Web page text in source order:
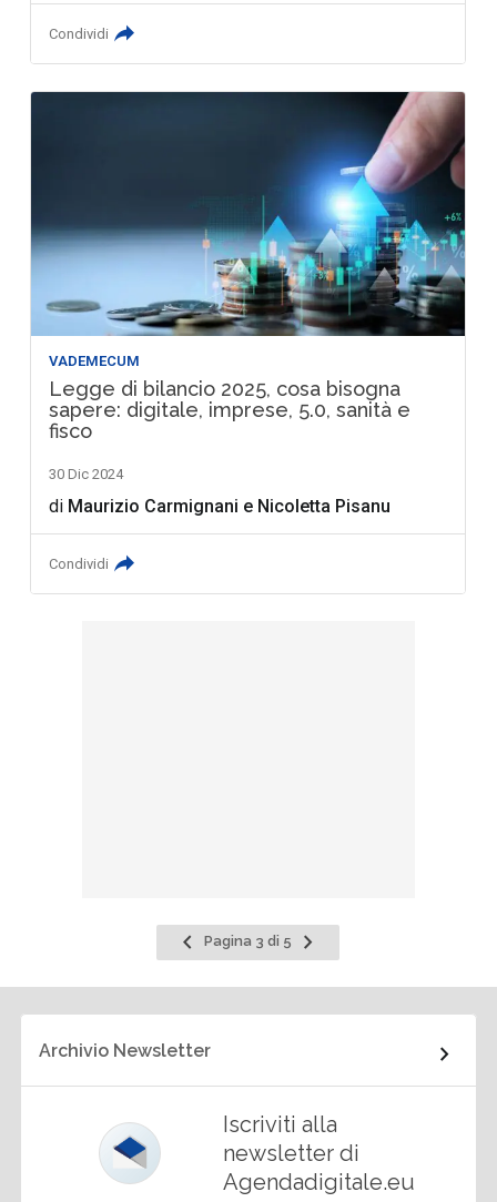
Condividi
VADEMECUM
Legge di bilancio 2025, cosa bisogna
sapere: digitale, imprese, 5.0, sanità e
fisco
30 Dic 2024
di Maurizio Carmignani e Nicoletta Pisanu
Condividi
Pagina
precedente
Pagina 3 di 5
Pagina
successiva
Archivio Newsletter
Iscriviti alla
newsletter di
Agendadigitale.eu